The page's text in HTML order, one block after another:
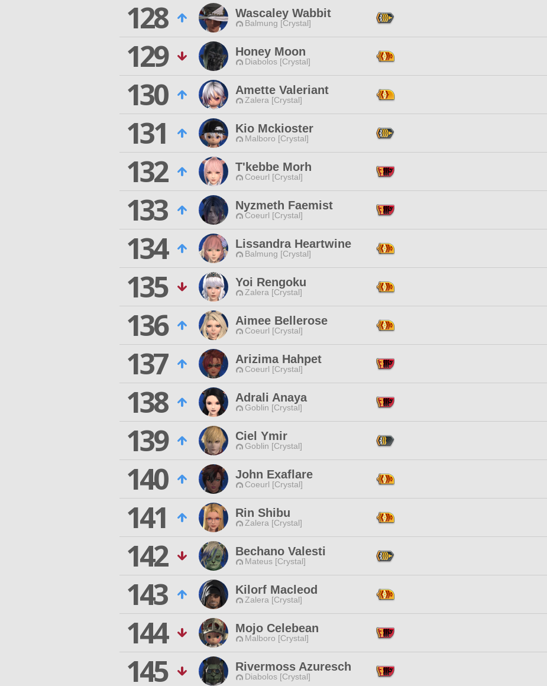
128
Wascaley Wabbit
Balmung [Crystal]
129
Honey Moon
Diabolos [Crystal]
130
Amette Valeriant
Zalera [Crystal]
131
Kio Mckioster
Malboro [Crystal]
132
T'kebbe Morh
Coeurl [Crystal]
133
Nyzmeth Faemist
Coeurl [Crystal]
134
Lissandra Heartwine
Balmung [Crystal]
135
Yoi Rengoku
Zalera [Crystal]
136
Aimee Bellerose
Coeurl [Crystal]
137
Arizima Hahpet
Coeurl [Crystal]
138
Adrali Anaya
Goblin [Crystal]
139
Ciel Ymir
Goblin [Crystal]
140
John Exaflare
Coeurl [Crystal]
141
Rin Shibu
Zalera [Crystal]
142
Bechano Valesti
Mateus [Crystal]
143
Kilorf Macleod
Zalera [Crystal]
144
Mojo Celebean
Malboro [Crystal]
145
Rivermoss Azuresch
Diabolos [Crystal]